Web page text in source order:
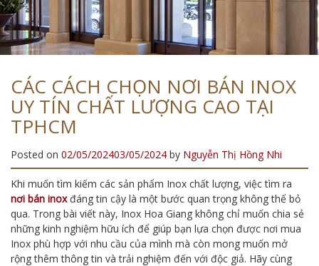
CÁC CÁCH CHỌN NƠI BÁN INOX
UY TÍN CHẤT LƯỢNG CAO TẠI
TPHCM
Posted on 02/05/202403/05/2024 by Nguyễn Thị Hồng Nhi
Khi muốn tìm kiếm các sản phẩm Inox chất lượng, việc tìm ra
nơi bán inoxđáng tin cậy là một bước quan trọng không thể bỏ
qua. Trong bài viết này, Inox Hoa Giang không chỉ muốn chia sẻ
những kinh nghiệm hữu ích để giúp bạn lựa chọn được nơi mua
Inox phù hợp với nhu cầu của mình mà còn mong muốn mở
rộng thêm thông tin và trải nghiệm đến với độc giả. Hãy cùng